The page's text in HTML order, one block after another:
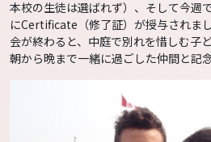
本校の生徒は選ばれず）、そして今週
にCertificate（修了証）が授与されまし
会が終わると、中庭で別れを惜しむ子
朝から晩まで一緒に過ごした仲間と記